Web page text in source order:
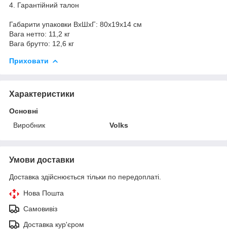
4. Гарантійний талон
Габарити упаковки ВхШхГ: 80х19х14 см
Вага нетто: 11,2 кг
Вага брутто: 12,6 кг
Приховати
Характеристики
Основні
Виробник
Volks
Умови доставки
Доставка здійснюється тільки по передоплаті.
Нова Пошта
Самовивіз
Доставка кур'єром